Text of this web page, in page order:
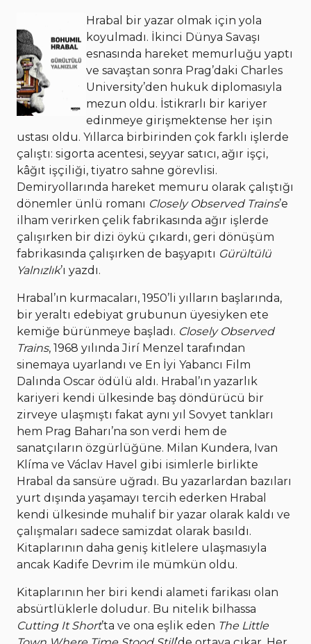
Hrabal bir yazar olmak için yola
koyulmadı. İkinci Dünya Savaşı
esnasında hareket memurluğu yaptı
ve savaştan sonra Prag’daki Charles
University’den hukuk diplomasıyla
mezun oldu. İstikrarlı bir kariyer
edinmeye girişmektense her işin
ustası oldu. Yıllarca birbirinden çok farklı işlerde
çalıştı: sigorta acentesi, seyyar satıcı, ağır işçi,
kâğıt işçiliği, tiyatro sahne görevlisi.
Demiryollarında hareket memuru olarak çalıştığı
dönemler ünlü romanı Closely Observed Trains’e
ilham verirken çelik fabrikasında ağır işlerde
çalışırken bir dizi öykü çıkardı, geri dönüşüm
fabrikasında çalışırken de başyapıtı Gürültülü
Yalnızlık’ı yazdı.
Hrabal’ın kurmacaları, 1950’li yılların başlarında,
bir yeraltı edebiyat grubunun üyesiyken ete
kemiğe bürünmeye başladı. Closely Observed
Trains, 1968 yılında Jirí Menzel tarafından
sinemaya uyarlandı ve En İyi Yabancı Film
Dalında Oscar ödülü aldı. Hrabal’ın yazarlık
kariyeri kendi ülkesinde baş döndürücü bir
zirveye ulaşmıştı fakat aynı yıl Sovyet tankları
hem Prag Baharı’na son verdi hem de
sanatçıların özgürlüğüne. Milan Kundera, Ivan
Klíma ve Václav Havel gibi isimlerle birlikte
Hrabal da sansüre uğradı. Bu yazarlardan bazıları
yurt dışında yaşamayı tercih ederken Hrabal
kendi ülkesinde muhalif bir yazar olarak kaldı ve
çalışmaları sadece samizdat olarak basıldı.
Kitaplarının daha geniş kitlelere ulaşmasıyla
ancak Kadife Devrim ile mümkün oldu.
Kitaplarının her biri kendi alameti farikası olan
absürtlüklerle doludur. Bu nitelik bilhassa
Cutting It Short’ta ve ona eşlik eden The Little